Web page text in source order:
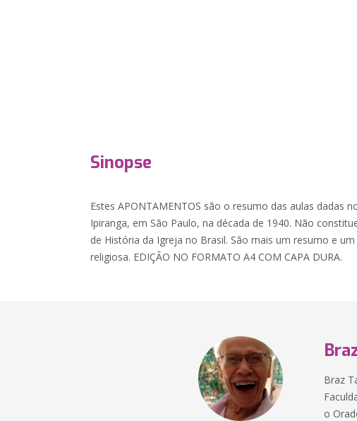
Sinopse
Estes APONTAMENTOS são o resumo das aulas dadas
Ipiranga, em São Paulo, na década de 1940. Não
de História da Igreja no Brasil. São mais um resumo e
religiosa. EDIÇÃO NO FORMATO A4 COM CAPA DURA.
Braz
o